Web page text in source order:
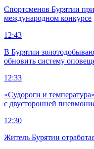
Спортсменов Бурятии
международном конкурсе
12:43
В Бурятии
обновить систему
12:33
«Судороги и
с двусторонней
12:30
Житель Бурятии